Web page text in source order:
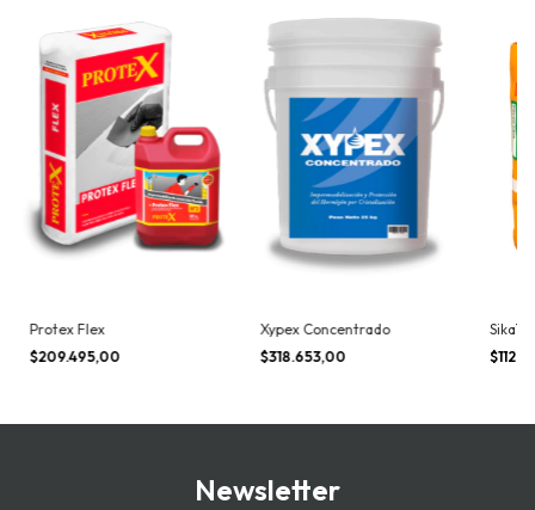
Protex Flex
$209.495,00
Xypex Concentrado
$318.653,00
Newsletter